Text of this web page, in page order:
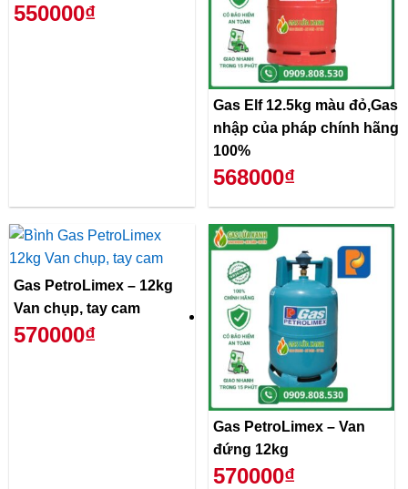
550000₫
Gas Elf 12.5kg màu đỏ,Gas
nhập của pháp chính hãng
100%
568000₫
Gas PetroLimex – 12kg
Van chụp, tay cam
570000₫
Gas PetroLimex – Van
đứng 12kg
570000₫